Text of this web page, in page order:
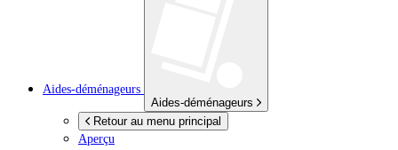
Aides-déménageurs
Aides-déménageurs
Retour au menu principal
Aperçu